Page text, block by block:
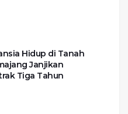
Hidup di Tanah
Janjikan
Tiga Tahun